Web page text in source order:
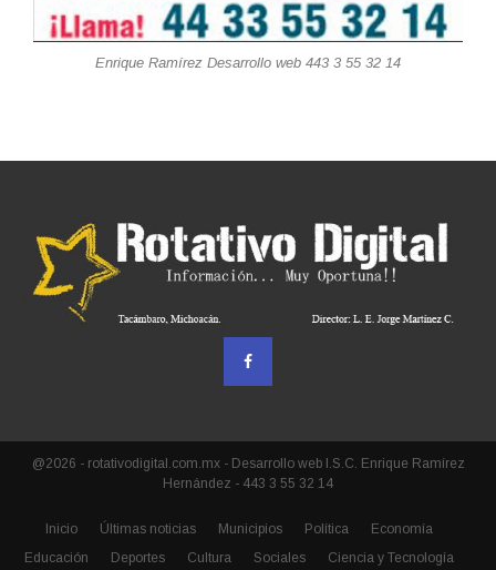
Enrique Ramírez Desarrollo web 443 3 55 32 14
@2026 - rotativodigital.com.mx - Desarrollo web I.S.C. Enrique Ramírez
Hernández - 443 3 55 32 14
Inicio Últimas noticias Municipios Política
Economía
Educación
Deportes Cultura Sociales Ciencia y Tecnología